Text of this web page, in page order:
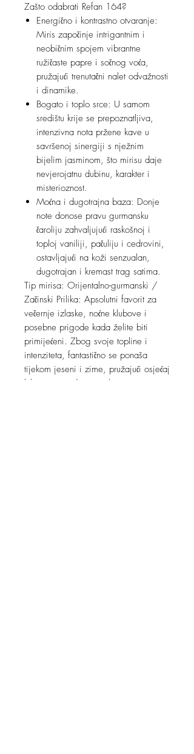
Zašto odabrati Refan 164?
Energično i kontrastno otvaranje:
Miris započinje intrigantnim i
neobičnim spojem vibrantne
ružičaste papre i sočnog voća,
pružajući trenutačni nalet odvažnosti
i dinamike.
Bogato i toplo srce: U samom
središtu krije se prepoznatljiva,
intenzivna nota pržene kave u
savršenoj sinergiji s nježnim
bijelim jasminom, što mirisu daje
nevjerojatnu dubinu, karakter i
misterioznost.
Moćna i dugotrajna baza: Donje
note donose pravu gurmansku
čaroliju zahvaljujući raskošnoj i
toploj vaniliji, pačuliju i cedrovini,
ostavljajući na koži senzualan,
dugotrajan i kremast trag satima.
Tip mirisa: Orijentalno-gurmanski /
Začinski Prilika: Apsolutni favorit za
večernje izlaske, noćne klubove i
posebne prigode kada želite biti
primijećeni. Zbog svoje topline i
intenziteta, fantastično se ponaša
tijekom jeseni i zime, pružajući osjećaj
luksuzne ugodnosti i glamura.